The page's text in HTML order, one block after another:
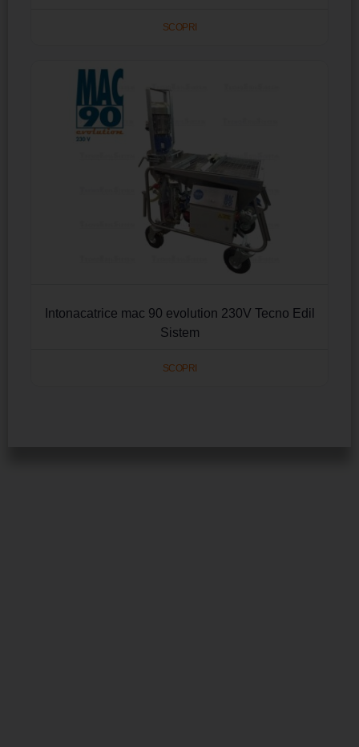
SCOPRI
Intonacatrice mac 90 evolution 230V Tecno Edil
Sistem
SCOPRI